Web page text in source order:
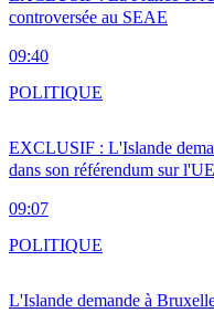
controversée au SEAE
09:40
EXCLUSIF : L'Islande
dans son référendum sur l'UE
09:07
POLITIQUE
L'Islande demande à
POLITIQUE